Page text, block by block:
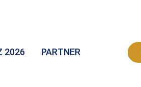
2026 PARTNER